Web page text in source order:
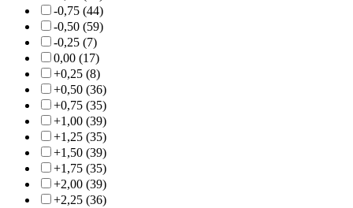
-0,75 (44)
-0,50 (59)
-0,25 (7)
0,00 (17)
+0,25 (8)
+0,50 (36)
+0,75 (35)
+1,00 (39)
+1,25 (35)
+1,50 (39)
+1,75 (35)
+2,00 (39)
+2,25 (36)